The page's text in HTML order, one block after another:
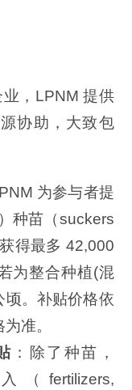
，LPNM 提供
协助，大致包
为参与者提
种苗（suckers
得最多 42,000
为整合种植(混
顷。补贴价格依
准。
：除了种苗，
（fertilizers,